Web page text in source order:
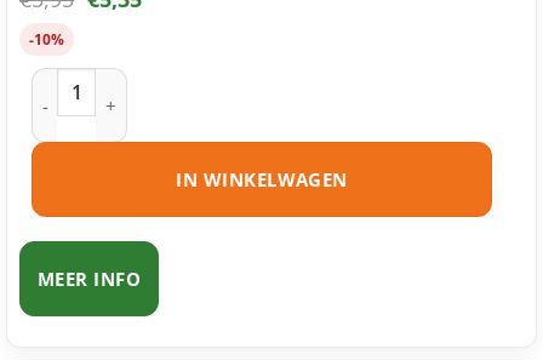
-10%
Brother LC125 Y inktcartridge geel huismerk aantal
IN WINKELWAGEN
MEER INFO